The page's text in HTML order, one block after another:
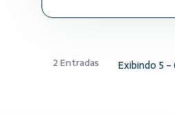
2 Entradas Exibindo 5 -